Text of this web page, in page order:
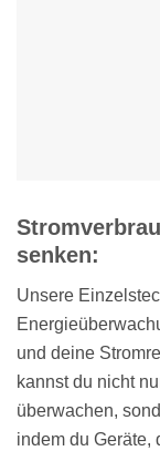
senken:
Unsere
und deine
kannst du nicht
überwachen,
indem du Geräte,